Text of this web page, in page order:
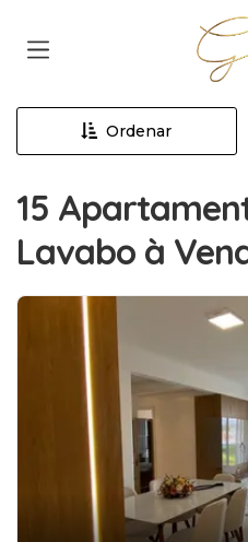
Ordenar
15
Lavabo à